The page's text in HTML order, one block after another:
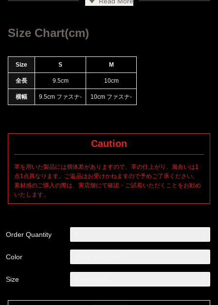
デート、指先をタッチパネル(スマホ)対応仕様に変更しておりま
Size Chart(cm)
Size S M
全長 9.5cm 10cm
横幅 9.5cm ファスナ- 10cm ファスナ-
Caution
革を用いた製品には個体差がありますので、革の仕上がり、風合いは1
点1点異なります。ご返品はお受けかねますので予めご了承ください。
素材感のご購入の際は、実店舗にて確認・ご試着いただくことをお勧め
いたします。
Order Quantity
Color
Size